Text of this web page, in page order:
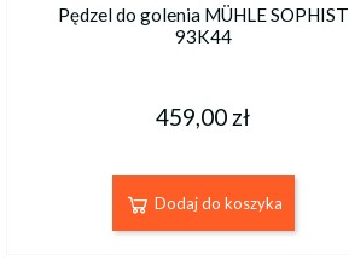
Pędzel do golenia MÜHLE SOPHIST
93K44
459,00 zł
Dodaj do koszyka